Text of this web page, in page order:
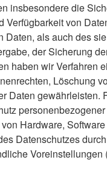
insbesondere die
Verfügbarkeit von
Daten, als auch des
der Sicherung
haben wir Verfahren
Löschung
Daten gewährleisten.
Hardware,
Datenschutzes
Voreinstellungen